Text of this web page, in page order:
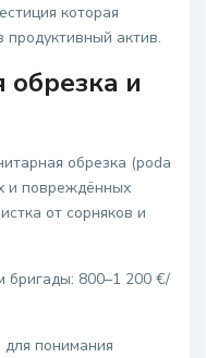
которая
актив.
и
обрезка (poda
и повреждённых
от сорняков и
бригады: 800–1 200 €/
понимания